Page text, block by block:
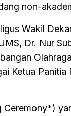
non-
Wakil
Dr. Nur
Ketua Panitia